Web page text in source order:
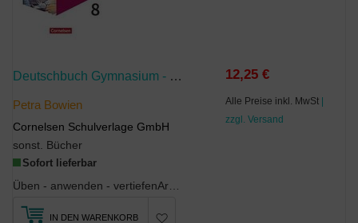
Deutschbuch Gymnasium - Berlin, Brandenburg, Mecklenburg-Vorpommern, Sachsen, Sachsen-Anhalt Und Thüringen - Ausgabe 2019 - 8. Schuljahr
Petra Bowien
Cornelsen Schulverlage GmbH
sonst. Bücher
Sofort lieferbar
12,25 €
Alle Preise inkl. MwSt |
zzgl. Versand
IN DEN WARENKORB